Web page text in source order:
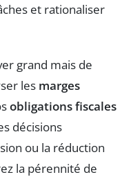
et rationaliser
grand mais de
les marges
obligations fiscales
décisions
ou la réduction
la pérennité de